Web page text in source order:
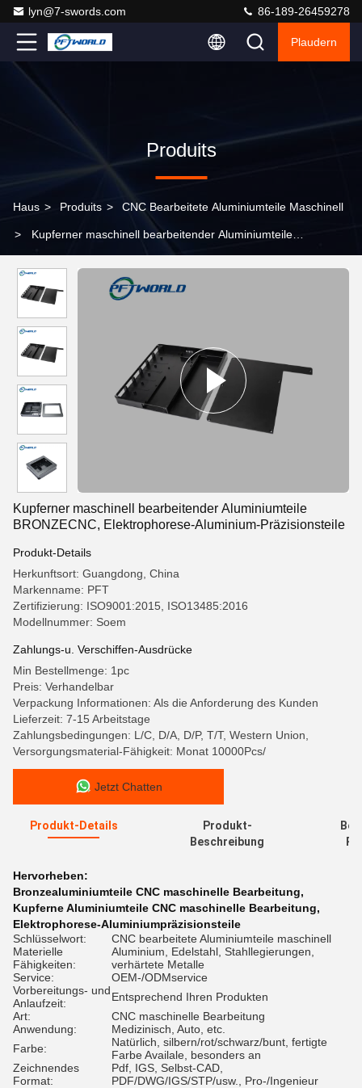
lyn@7-swords.com 86-189-26459278
Plaudern
Produits
Haus > Produits > CNC Bearbeitete Aluminiumteile Maschinell
> Kupferner maschinell bearbeitender Aluminiumteile
Kupferner maschinell bearbeitender Aluminiumteile
BRONZECNC, Elektrophorese-Aluminium-Präzisionsteile
Produkt-Details
Herkunftsort: Guangdong, China
Markenname: PFT
Zertifizierung: ISO9001:2015, ISO13485:2016
Modellnummer: Soem
Zahlungs-u. Verschiffen-Ausdrücke
Min Bestellmenge: 1pc
Preis: Verhandelbar
Verpackung Informationen: Als die Anforderung des Kunden
Lieferzeit: 7-15 Arbeitstage
Zahlungsbedingungen: L/C, D/A, D/P, T/T, Western Union,
Versorgungsmaterial-Fähigkeit: Monat 10000Pcs/
Jetzt Chatten
Produkt-Details
Produkt-
Beschreibung
Hervorheben:
Bronzealuminiumteile CNC maschinelle Bearbeitung,
Kupferne Aluminiumteile CNC maschinelle Bearbeitung,
Elektrophorese-Aluminiumpräzisionsteile
Schlüsselwort:
CNC bearbeitete Aluminiumteile maschinell
Materielle
Fähigkeiten:
Aluminium, Edelstahl, Stahllegierungen,
verhärtete Metalle
Service:
OEM-/ODMservice
Vorbereitungs- und
Anlaufzeit:
Entsprechend Ihren Produkten
Art:
CNC maschinelle Bearbeitung
Anwendung:
Medizinisch, Auto, etc.
Farbe:
Natürlich, silbern/rot/schwarz/bunt, fertigte
Farbe Availale, besonders an
Zeichnendes
Format:
Pdf, IGS, Selbst-CAD,
PDF/DWG/IGS/STP/usw., Pro-/Ingenieur